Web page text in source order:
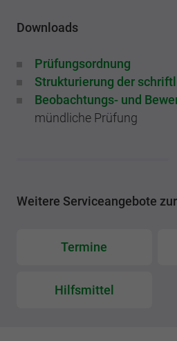
Downloads
Prüfungsordnung
Strukturierung der
Beobachtungs- und
mündliche Prüfung
Weitere Serviceangebote
Termine
Hilfsmittel